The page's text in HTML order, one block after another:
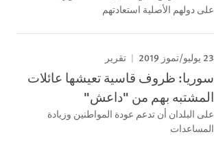
على دولهم الأصلية استعادتهم
23 يوليو/تموز 2019 تقرير
سوريا: ظروف قاسية تعيشها عائلات
المشتبه بهم من "داعش"
على البلدان أن تدعم عودة المواطنين وزيادة
المساعدات